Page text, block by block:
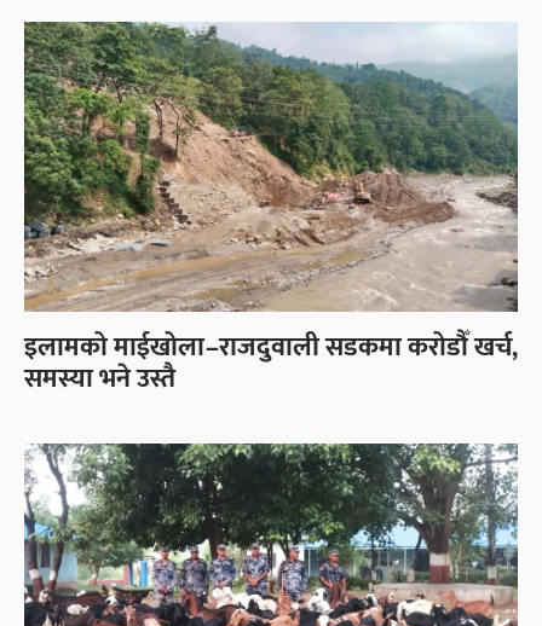
इलामको माईखोला–राजदुवाली सडकमा करोडौँ खर्च,
समस्या भने उस्तै